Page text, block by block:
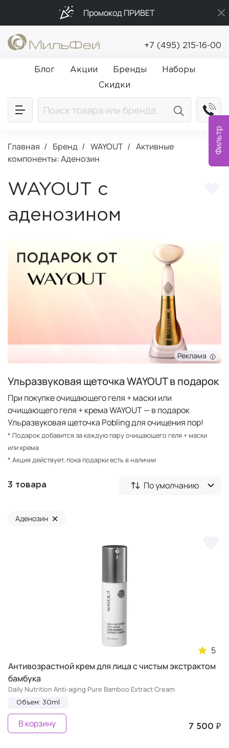
Фильтр
Промокод ПРИВЕТ
Бесплатная доставка от 5 000₽
Подарки в каждый заказ от 5 000₽
+7 (495) 215-16-00
Блог Акции Бренды
Наборы
Скидки
Главная Бренд WAYOUT
Активные
компоненты: Аденозин
WAYOUT с
аденозином
Реклама
Ульразвуковая щеточка WAYOUT в подарок
При покупке очищающего геля + маски или
очищающего геля + крема WAYOUT — в подарок
Ульразвуковая щеточка Pobling для очищения пор!
* Подарок добавится за каждую пару очищающего геля + маски
или крема
* Акция действует, пока подарки есть в наличии
3 товара По умолчанию
Аденозин ×
5
Антивозрастной крем для лица с чистым экстрактом
бамбука
Daily Nutrition Anti-aging Pure Bamboo Extract Cream
Объем: 30ml
7 500 ₽
В корзину